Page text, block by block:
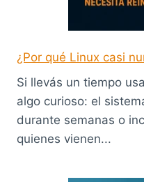
¿Por qué Linux casi
Si llevás un tiempo
algo curioso: el
durante semanas o
quienes vienen...